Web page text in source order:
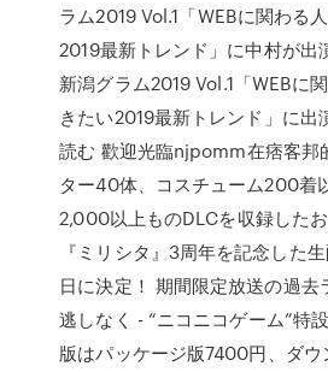
ラム2019 Vol.1「WEBに関わる
2019最新トレンド」に中村が出
新潟グラム2019 Vol.1「WEBに
きたい2019最新トレンド」に出
読む 歡迎光臨njpomm在痞客邦
ター40体、コスチューム200着
2,000以上ものDLCを収録した
『ミリシタ』3周年を記念した
日に決定！ 期間限定放送の過去
逃しなく - “ニコニコゲーム”特
版はパッケージ版7400円、ダ